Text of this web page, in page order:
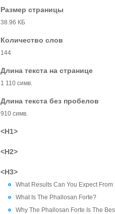
Размер страницы
38.96 КБ
Количество слов
144
Длина текста на странице
1 110 симв.
Длина текста без пробелов
910 симв.
<H1>
<H2>
<H3>
What Results Can You Expect
What Is The Phallosan Forte?
Why The Phallosan Forte Is The